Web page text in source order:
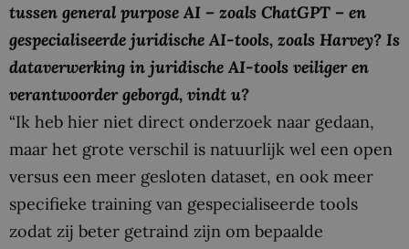
tussen general purpose AI – zoals ChatGPT – en
gespecialiseerde juridische AI-tools, zoals Harvey? Is
dataverwerking in juridische AI-tools veiliger en
verantwoorder geborgd, vindt u?
“Ik heb hier niet direct onderzoek naar gedaan,
maar het grote verschil is natuurlijk wel een open
versus een meer gesloten dataset, en ook meer
specifieke training van gespecialiseerde tools
zodat zij beter getraind zijn om bepaalde